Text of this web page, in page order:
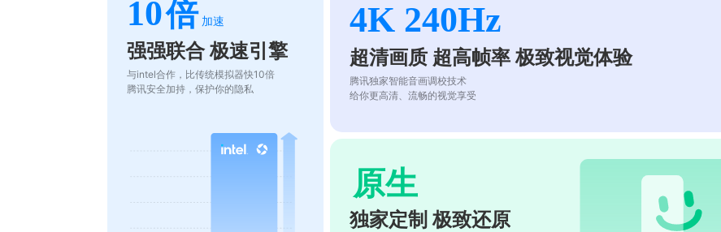
10倍 加速
强强联合 极速引擎
与intel合作，比传统模拟器快10倍
腾讯安全加持，保护你的隐私
4K 240Hz
超清画质 超高帧率 极致视觉体验
腾讯独家智能音画调校技术
给你更高清、流畅的视觉享受
原生
独家定制 极致还原